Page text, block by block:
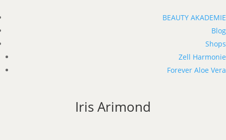
BEAUTY AKADEMIE
Blog
Shops
Zell Harmonie
Forever Aloe Vera
Iris Arimond